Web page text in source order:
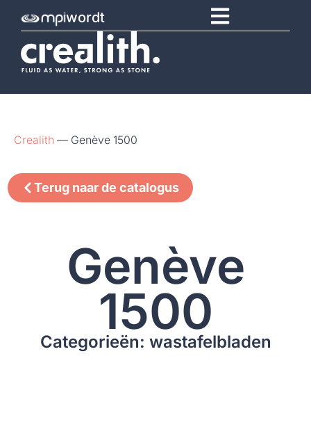
wordt
Crealith — Genève 1500
Terug naar de catalogus
Genève
1500
Categorieën: wastafelbladen